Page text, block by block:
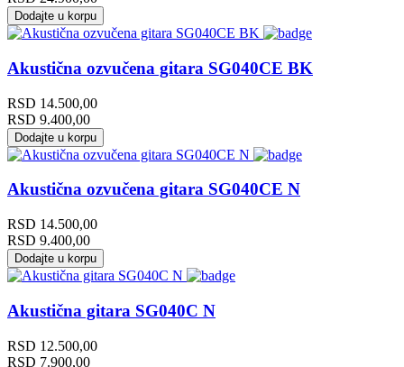
Dodajte u korpu
Akustična ozvučena gitara SG040CE BK
RSD 14.500,00
RSD 9.400,00
Dodajte u korpu
Akustična ozvučena gitara SG040CE N
RSD 14.500,00
RSD 9.400,00
Dodajte u korpu
Akustična gitara SG040C N
RSD 12.500,00
RSD 7.900,00